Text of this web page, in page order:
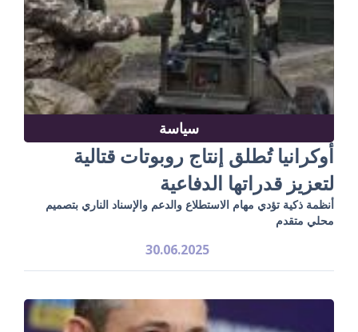
سياسة
أوكرانيا تُطلق إنتاج روبوتات قتالية
لتعزيز قدراتها الدفاعية
أنظمة ذكية تؤدي مهام الاستطلاع والدعم والإسناد الناري بتصميم
محلي متقدم
30.06.2025